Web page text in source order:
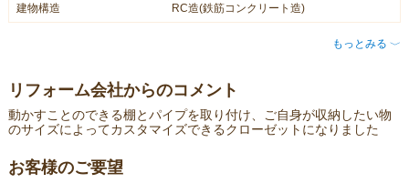
建物構造 RC造(鉄筋コンクリート造)
もっとみる 〈
リフォーム会社からのコメント
動かすことのできる棚とパイプを取り付け、ご自身が収納したい物
のサイズによってカスタマイズできるクローゼットになりました
お客様のご要望